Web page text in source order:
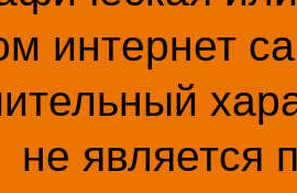
интернет
не является